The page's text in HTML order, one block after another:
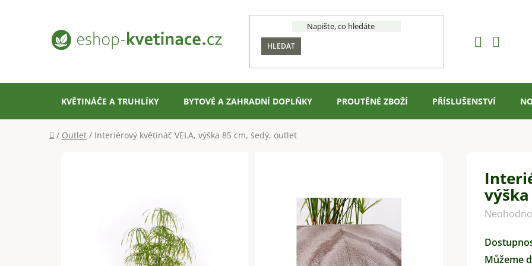
HLEDAT
KVĚTINÁČE A TRUHLÍKY BYTOVÉ A ZAHRADNÍ DOPLŇKY PROUTĚNÉ ZBOŽÍ PŘÍSLUŠENSTVÍ
Domů
/ Outlet / Interiérový květináč VELA, výška 85 cm, šedý, outlet
Průměrné
produktu
je
Můžeme